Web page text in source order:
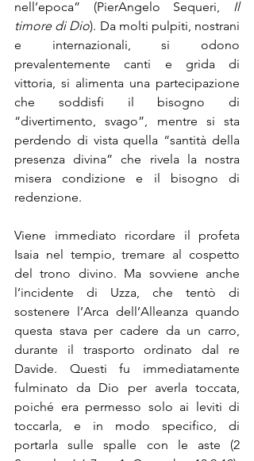
nell’epoca” (PierAngelo Sequeri, Il
timore di Dio). Da molti pulpiti, nostrani
e internazionali, si odono
prevalentemente canti e grida di
vittoria, si alimenta una partecipazione
che soddisfi il bisogno di
“divertimento, svago”, mentre si sta
perdendo di vista quella “santità della
presenza divina” che rivela la nostra
misera condizione e il bisogno di
redenzione.
Viene immediato ricordare il profeta
Isaia nel tempio, tremare al cospetto
del trono divino. Ma sovviene anche
l’incidente di Uzza, che tentò di
sostenere l’Arca dell’Alleanza quando
questa stava per cadere da un carro,
durante il trasporto ordinato dal re
Davide. Questi fu immediatamente
fulminato da Dio per averla toccata,
poiché era permesso solo ai leviti di
toccarla, e in modo specifico, di
portarla sulle spalle con le aste (2